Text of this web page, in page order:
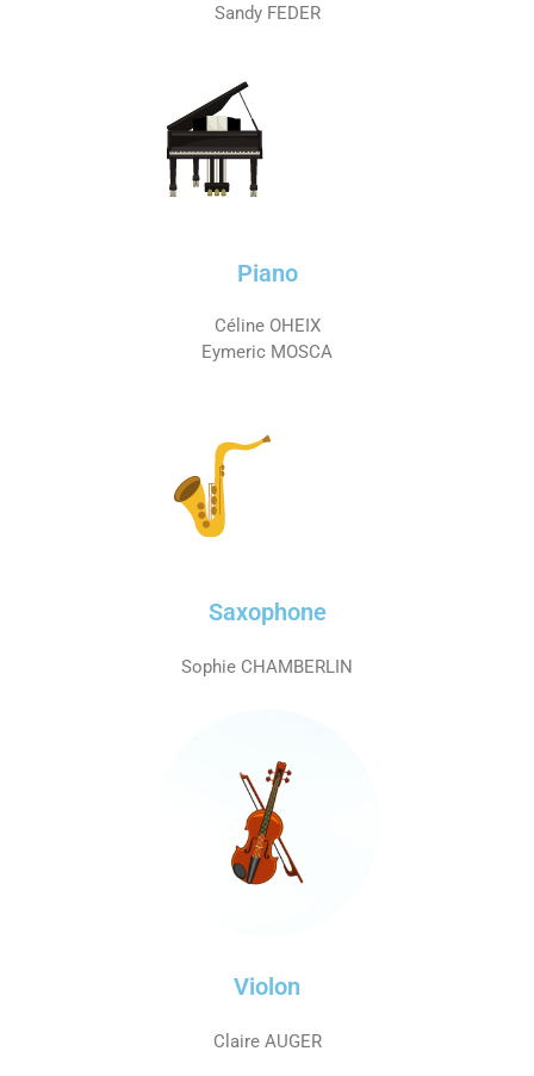
Sandy FEDER
Piano
Céline OHEIX
Eymeric MOSCA
Saxophone
Sophie CHAMBERLIN
Violon
Claire AUGER